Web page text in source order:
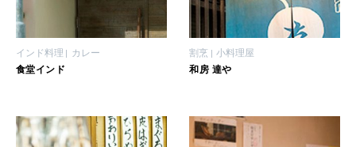
WORK&MONEY
いい人生って？
MAGAZINE
インド料理 カレー
食堂インド
割烹 小料理屋
和房 達や